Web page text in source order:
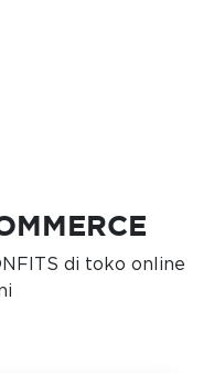
di toko online